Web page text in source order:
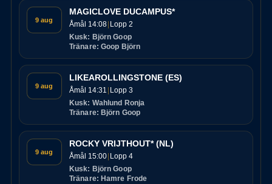
9 aug
MAGICLOVE DUCAMPUS*
Åmål 14:08 Lopp 2
Kusk: Björn Goop
Tränare: Goop Björn
9 aug
LIKEAROLLINGSTONE (ES)
Åmål 14:31 Lopp 3
Kusk: Wahlund Ronja
Tränare: Björn Goop
9 aug
ROCKY VRIJTHOUT* (NL)
Åmål 15:00 Lopp 4
Kusk: Björn Goop
Tränare: Hamre Frode